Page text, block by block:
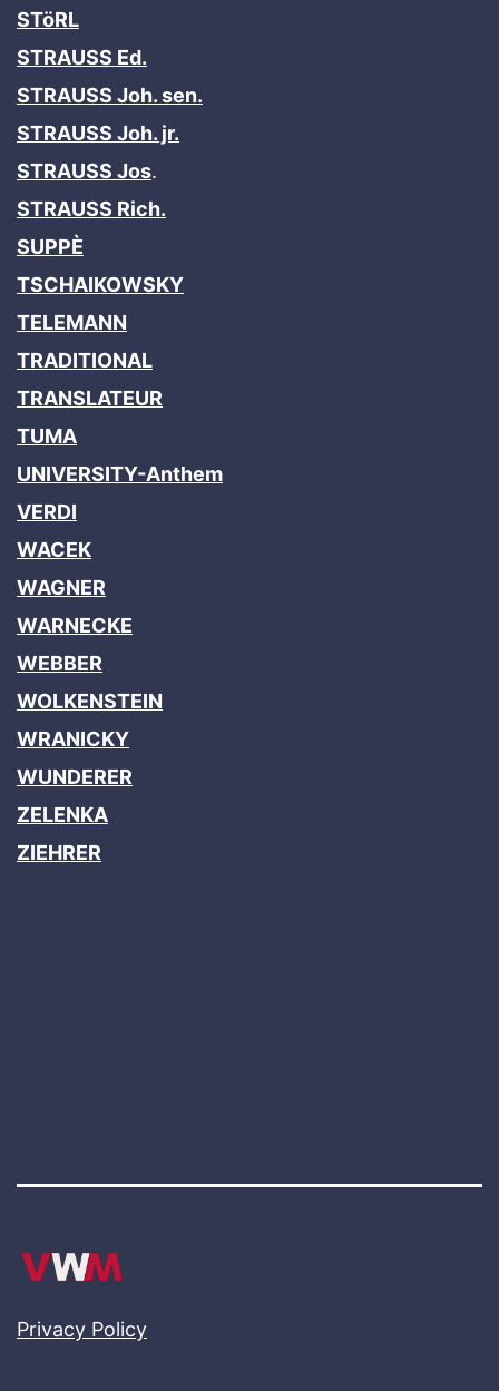
STöRL
STRAUSS Ed.
STRAUSS Joh. sen.
STRAUSS Joh. jr.
STRAUSS Jos.
STRAUSS Rich.
SUPPÈ
TSCHAIKOWSKY
TELEMANN
TRADITIONAL
TRANSLATEUR
TUMA
UNIVERSITY-Anthem
VERDI
WACEK
WAGNER
WARNECKE
WEBBER
WOLKENSTEIN
WRANICKY
WUNDERER
ZELENKA
ZIEHRER
Privacy Policy